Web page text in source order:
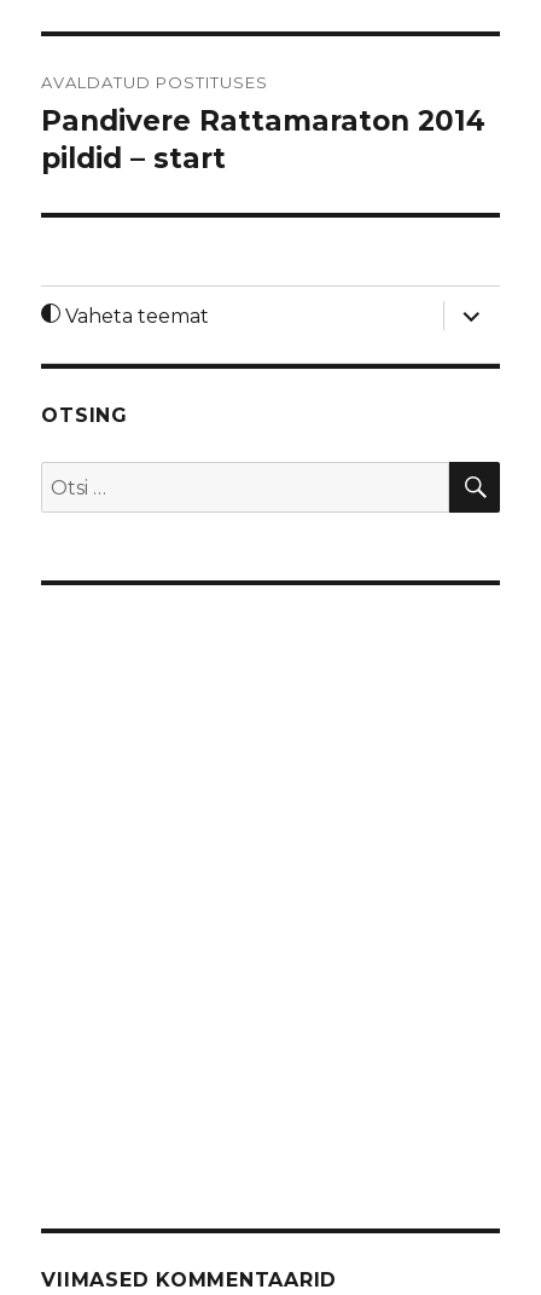
AVALDATUD POSTITUSES
Pandivere Rattamaraton 2014
pildid – start
Vaheta teemat
laienda
OTSING
Otsi:
VIIMASED KOMMENTAARID